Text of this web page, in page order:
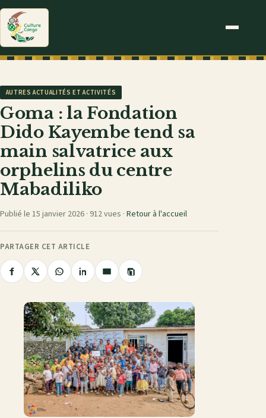
AUTRES ACTUALITÉS ET ACTIVITÉS
Goma : la Fondation
Dido Kayembe tend sa
main salvatrice aux
orphelins du centre
Mabadiliko
Publié le 15 janvier 2026 · 912 vues · Retour à l'accueil
PARTAGER CET ARTICLE
Partager
Facebook
Partager
X
Partager
WhatsApp
Partager
LinkedIn
Partager
e-
mail
Copier
le